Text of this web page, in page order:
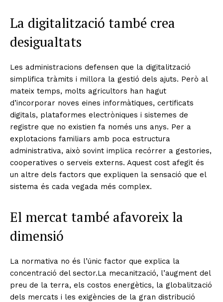
La digitalització també crea
desigualtats
Les administracions defensen que la digitalització
simplifica tràmits i millora la gestió dels ajuts. Però al
mateix temps, molts agricultors han hagut
d’incorporar noves eines informàtiques, certificats
digitals, plataformes electròniques i sistemes de
registre que no existien fa només uns anys. Per a
explotacions familiars amb poca estructura
administrativa, això sovint implica recórrer a gestories,
cooperatives o serveis externs. Aquest cost afegit és
un altre dels factors que expliquen la sensació que el
sistema és cada vegada més complex.
El mercat també afavoreix la
dimensió
La normativa no és l’únic factor que explica la
concentració del sector.La mecanització, l’augment del
preu de la terra, els costos energètics, la globalització
dels mercats i les exigències de la gran distribució